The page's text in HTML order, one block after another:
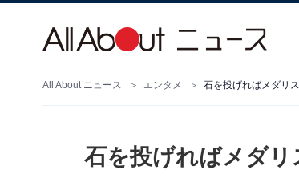
All About ニュース エンタメ 石を投げればメダリ
石を投げればメダ